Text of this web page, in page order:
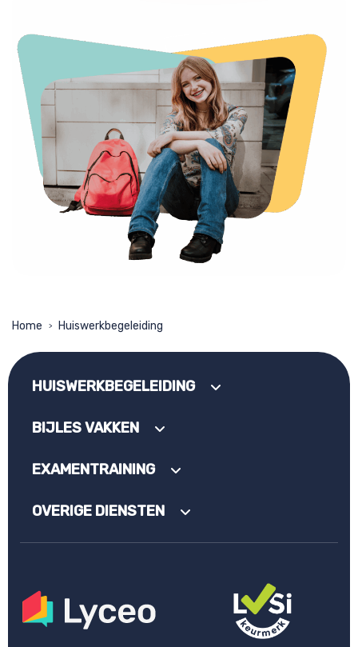
Home > Huiswerkbegeleiding
HUISWERKBEGELEIDING
BIJLES VAKKEN
EXAMENTRAINING
OVERIGE DIENSTEN